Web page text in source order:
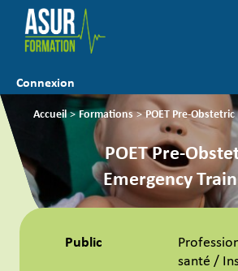
Connexion
Accueil > Formations > POET Pre-
POET Pre-
Emergency
Public
santé /